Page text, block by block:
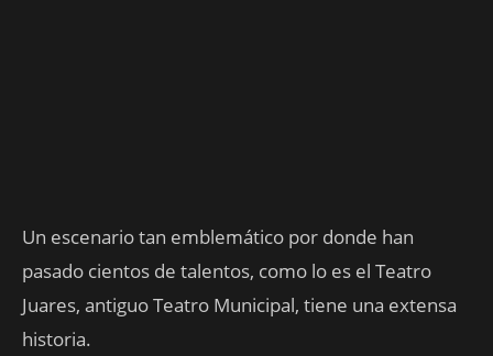
Un escenario tan emblemático por donde han
pasado cientos de talentos, como lo es el Teatro
Juares, antiguo Teatro Municipal, tiene una extensa
historia.